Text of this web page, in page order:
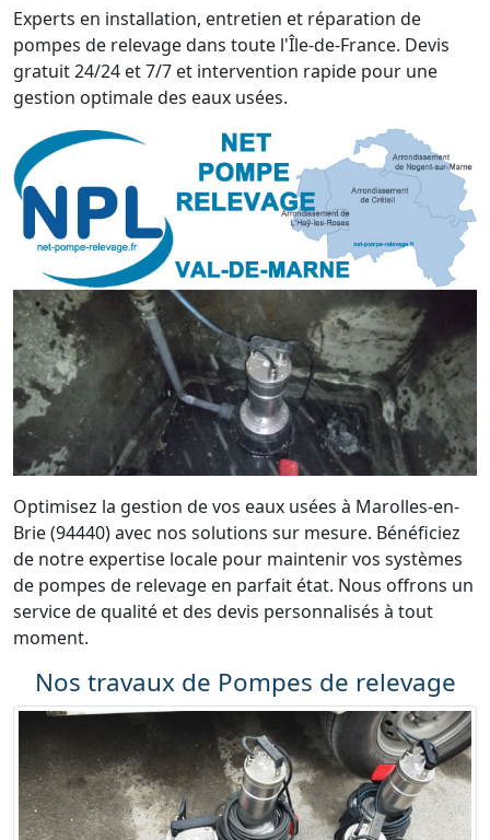
Experts en installation, entretien et réparation de
pompes de relevage dans toute l'Île-de-France. Devis
gratuit 24/24 et 7/7 et intervention rapide pour une
gestion optimale des eaux usées.
Optimisez la gestion de vos eaux usées à Marolles-en-
Brie (94440) avec nos solutions sur mesure. Bénéficiez
de notre expertise locale pour maintenir vos systèmes
de pompes de relevage en parfait état. Nous offrons un
service de qualité et des devis personnalisés à tout
moment.
Nos travaux de Pompes de relevage